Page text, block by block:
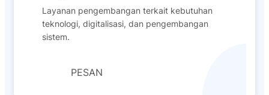
Layanan pengembangan terkait kebutuhan
teknologi, digitalisasi, dan pengembangan
sistem.
PESAN